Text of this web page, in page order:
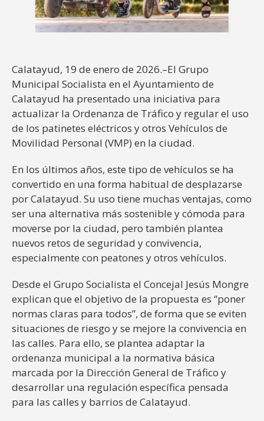
Calatayud, 19 de enero de 2026.–El Grupo
Municipal Socialista en el Ayuntamiento de
Calatayud ha presentado una iniciativa para
actualizar la Ordenanza de Tráfico y regular el uso
de los patinetes eléctricos y otros Vehículos de
Movilidad Personal (VMP) en la ciudad.
En los últimos años, este tipo de vehículos se ha
convertido en una forma habitual de desplazarse
por Calatayud. Su uso tiene muchas ventajas, como
ser una alternativa más sostenible y cómoda para
moverse por la ciudad, pero también plantea
nuevos retos de seguridad y convivencia,
especialmente con peatones y otros vehículos.
Desde el Grupo Socialista el Concejal Jesús Mongre
explican que el objetivo de la propuesta es “poner
normas claras para todos”, de forma que se eviten
situaciones de riesgo y se mejore la convivencia en
las calles. Para ello, se plantea adaptar la
ordenanza municipal a la normativa básica
marcada por la Dirección General de Tráfico y
desarrollar una regulación específica pensada
para las calles y barrios de Calatayud.